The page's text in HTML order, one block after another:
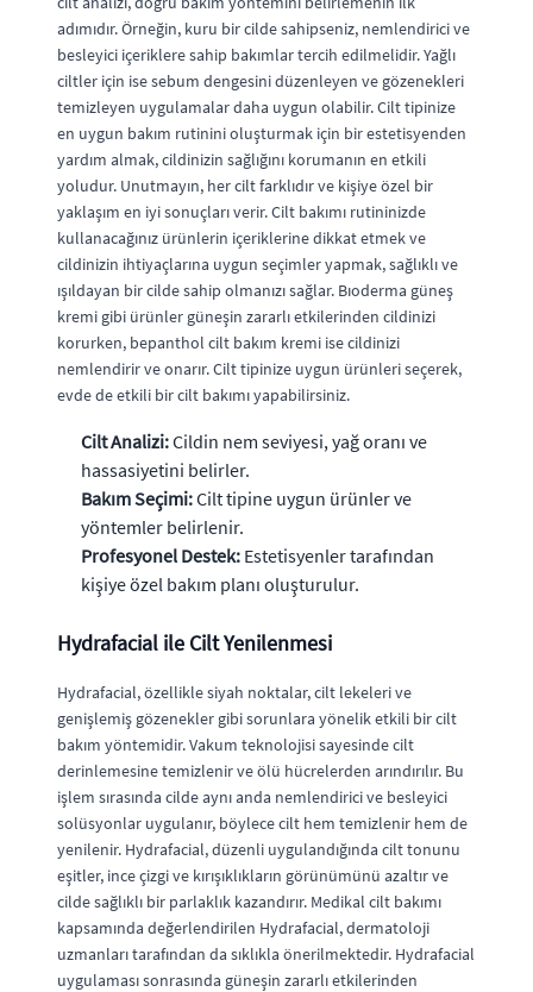
adımıdır. Örneğin, kuru bir cilde sahipseniz, nemlendirici ve
besleyici içeriklere sahip bakımlar tercih edilmelidir. Yağlı
ciltler için ise sebum dengesini düzenleyen ve gözenekleri
temizleyen uygulamalar daha uygun olabilir. Cilt tipinize
en uygun bakım rutinini oluşturmak için bir estetisyenden
yardım almak, cildinizin sağlığını korumanın en etkili
yoludur. Unutmayın, her cilt farklıdır ve kişiye özel bir
yaklaşım en iyi sonuçları verir. Cilt bakımı rutininizde
kullanacağınız ürünlerin içeriklerine dikkat etmek ve
cildinizin ihtiyaçlarına uygun seçimler yapmak, sağlıklı ve
ışıldayan bir cilde sahip olmanızı sağlar. Bıoderma güneş
kremi gibi ürünler güneşin zararlı etkilerinden cildinizi
korurken, bepanthol cilt bakım kremi ise cildinizi
nemlendirir ve onarır. Cilt tipinize uygun ürünleri seçerek,
evde de etkili bir cilt bakımı yapabilirsiniz.
Cilt Analizi:Cildin nem seviyesi, yağ oranı ve
hassasiyetini belirler.
Bakım Seçimi:Cilt tipine uygun ürünler ve
yöntemler belirlenir.
Profesyonel Destek: Estetisyenler tarafından
kişiye özel bakım planı oluşturulur.
Hydrafacial ile Cilt Yenilenmesi
Hydrafacial, özellikle siyah noktalar, cilt lekeleri ve
genişlemiş gözenekler gibi sorunlara yönelik etkili bir cilt
bakım yöntemidir. Vakum teknolojisi sayesinde cilt
derinlemesine temizlenir ve ölü hücrelerden arındırılır. Bu
işlem sırasında cilde aynı anda nemlendirici ve besleyici
solüsyonlar uygulanır, böylece cilt hem temizlenir hem de
yenilenir. Hydrafacial, düzenli uygulandığında cilt tonunu
eşitler, ince çizgi ve kırışıklıkların görünümünü azaltır ve
cilde sağlıklı bir parlaklık kazandırır. Medikal cilt bakımı
kapsamında değerlendirilen Hydrafacial, dermatoloji
uzmanları tarafından da sıklıkla önerilmektedir. Hydrafacial
uygulaması sonrasında güneşin zararlı etkilerinden